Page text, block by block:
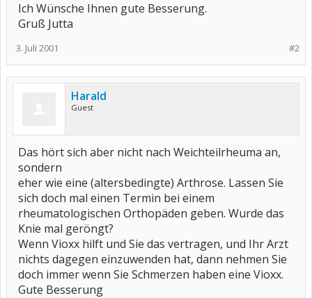
Ich Wünsche Ihnen gute Besserung.
Gruß Jutta
#2
3. Juli 2001
Harald
Guest
Das hört sich aber nicht nach Weichteilrheuma an,
sondern
eher wie eine (altersbedingte) Arthrose. Lassen Sie
sich doch mal einen Termin bei einem
rheumatologischen Orthopäden geben. Wurde das
Knie mal geröngt?
Wenn Vioxx hilft und Sie das vertragen, und Ihr Arzt
nichts dagegen einzuwenden hat, dann nehmen Sie
doch immer wenn Sie Schmerzen haben eine Vioxx.
Gute Besserung